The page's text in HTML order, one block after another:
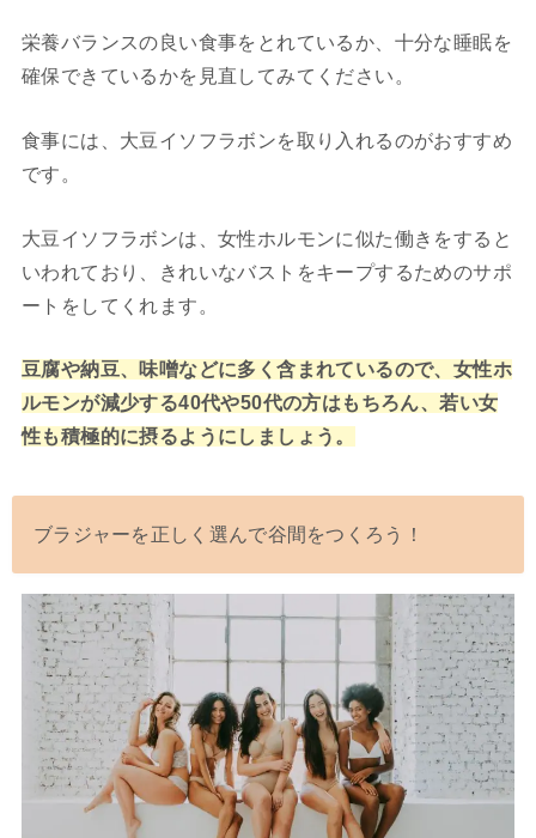
栄養バランスの良い食事をとれているか、十分な睡眠を
確保できているかを見直してみてください。
食事には、大豆イソフラボンを取り入れるのがおすすめ
です。
大豆イソフラボンは、女性ホルモンに似た働きをすると
いわれており、きれいなバストをキープするためのサポ
ートをしてくれます。
豆腐や納豆、味噌などに多く含まれているので、女性ホ
ルモンが減少する40代や50代の方はもちろん、若い女
性も積極的に摂るようにしましょう。
ブラジャーを正しく選んで谷間をつくろう！